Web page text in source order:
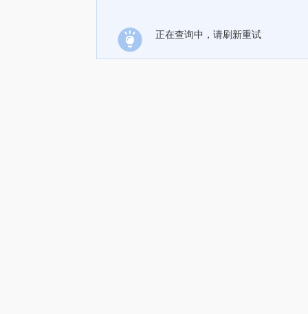
正在查询中，请刷新重试